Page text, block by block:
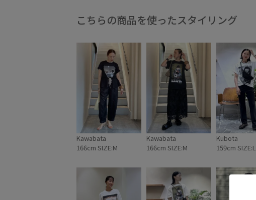
こちらの商品を使ったスタイリング
Kawabata
166cm SIZE:M
Kawabata
166cm SIZE:M
Kubota
159cm SIZE:L